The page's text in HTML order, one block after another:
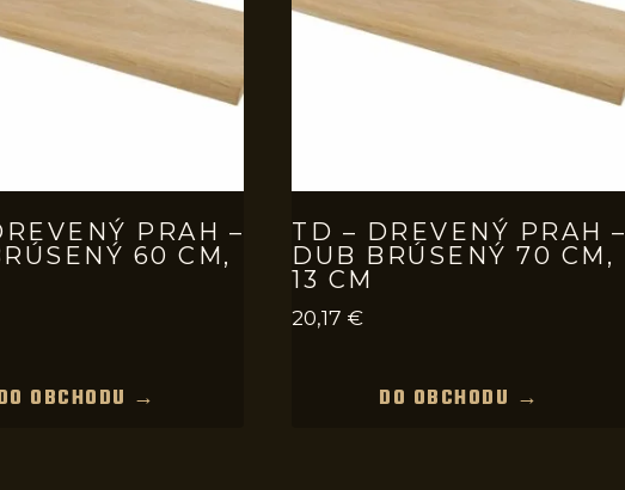
PRAH –
60 CM,
OBCHODU →
TD – DREVENÝ PRAH –
DUB BRÚSENÝ 70 CM,
13 CM
20,17 €
DO OBCHODU →